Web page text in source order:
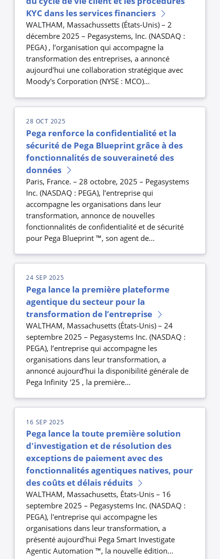
KYC dans les services financiers
WALTHAM, Massachussetts (États-Unis) – 2
décembre 2025 – Pegasystems, Inc. (NASDAQ :
PEGA) , l’organisation qui accompagne la
transformation des entreprises, a annoncé
aujourd'hui une collaboration stratégique avec
Moody's Corporation (NYSE : MCO)...
28 OCT 2025
Pega renforce la confidentialité et la
sécurité de Pega Blueprint grâce à des
fonctionnalités de souveraineté des
données
Paris, France. – 28 octobre, 2025 – Pegasystems
Inc. (NASDAQ : PEGA), l’entreprise qui
accompagne les organisations dans leur
transformation, annonce de nouvelles
fonctionnalités de confidentialité et de sécurité
pour Pega Blueprint ™, son agent de...
24 SEP 2025
Pega lance la première plateforme
agentique du secteur pour la
transformation de l’entreprise
WALTHAM, Massachusetts (États-Unis) – 24
septembre 2025 – Pegasystems Inc. (NASDAQ :
PEGA), l’entreprise qui accompagne les
organisations dans leur transformation, a
annoncé aujourd’hui la disponibilité générale de
Pega Infinity '25 , la première...
16 SEP 2025
Pega lance la toute première solution
d'investigation et de résolution des
exceptions de paiement avec des
fonctionnalités agentiques natives, pour
des coûts et délais réduits
WALTHAM, Massachusetts, États-Unis – 16
septembre 2025 – Pegasystems Inc. (NASDAQ :
PEGA), l'entreprise qui accompagne les
organisations dans leur transformation, a
présenté aujourd'hui Pega Smart Investigate
Agentic Automation ™, la nouvelle édition...